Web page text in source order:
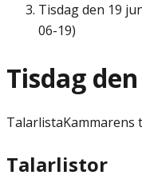
Tisdag den 19
06-19)
Tisdag
TalarlistaKammarens
Talarlistor